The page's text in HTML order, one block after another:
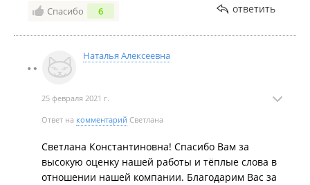
Спасибо 6 ответить
Наталья Алексеевна
25 февраля 2021 г.
Ответ на комментарий Светлана
Светлана Константиновна! Спасибо Вам за
высокую оценку нашей работы и тёплые слова в
отношении нашей компании. Благодарим Вас за